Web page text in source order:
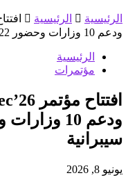
الرئيسية الرئيسية
ودعم 10 وزارات وحضور 22 دولة...
الرئيسية
مؤتمرات
سيبرانية
يونيو 8, 2026